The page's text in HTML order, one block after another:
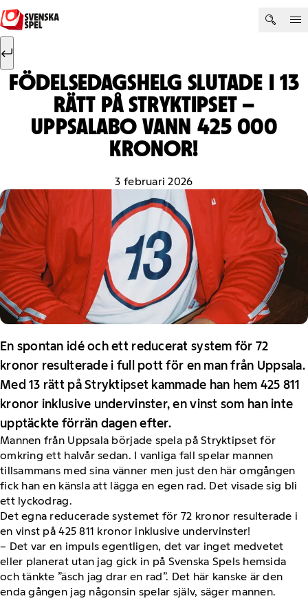
Hoppa till innehåll
Sök efter:
FÖDELSEDAGSHELG SLUTADE I 13
RÄTT PÅ STRYKTIPSET –
UPPSALABO VANN 425 000
KRONOR!
3 februari 2026
En spontan idé och ett reducerat system för 72
kronor resulterade i full pott för en man från Uppsala.
Med 13 rätt på Stryktipset kammade han hem 425 811
kronor inklusive undervinster, en vinst som han inte
upptäckte förrän dagen efter.
Mannen från Uppsala började spela på Stryktipset för
omkring ett halvår sedan. I vanliga fall spelar mannen
tillsammans med sina vänner men just den här omgången
fick han en känsla att lägga en egen rad. Det visade sig bli
ett lyckodrag.
Det egna reducerade systemet för 72 kronor resulterade i
en vinst på 425 811 kronor inklusive undervinster!
– Det var en impuls egentligen, det var inget medvetet
eller planerat utan jag gick in på Svenska Spels hemsida
och tänkte ”äsch jag drar en rad”. Det här kanske är den
enda gången jag någonsin spelar själv, säger mannen.